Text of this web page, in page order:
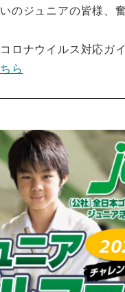
のジュニアの皆様、
ロナウイルス対応ガ
ら